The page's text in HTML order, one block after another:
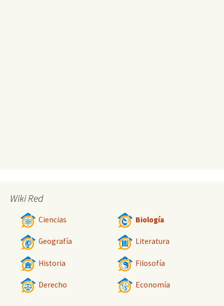
Wiki Red
Ciencias Biología
Geografía Literatura
Historia Filosofía
Derecho Economía